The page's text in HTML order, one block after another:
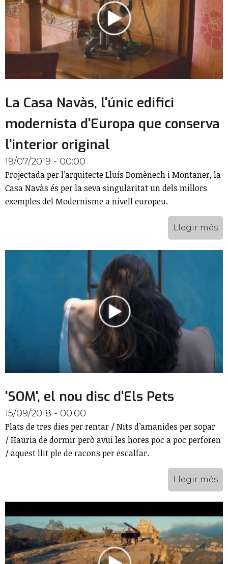
La Casa Navàs, l'únic edifici
modernista d'Europa que conserva
l'interior original
19/07/2019 - 00:00
Projectada per l’arquitecte Lluís Domènech i Montaner, la
Casa Navàs és per la seva singularitat un dels millors
exemples del Modernisme a nivell europeu.
Llegir més
'SOM', el nou disc d'Els Pets
15/09/2018 - 00:00
Plats de tres dies per rentar / Nits d’amanides per sopar
/ Hauria de dormir però avui les hores poc a poc perforen
/ aquest llit ple de racons per escalfar.
Llegir més